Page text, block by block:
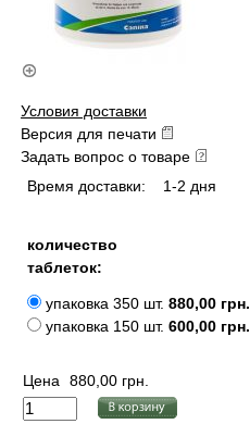
Условия доставки
Версия для печати
Задать вопрос о товаре
Время доставки:
1-2 дня
количество
таблеток:
упаковка 350 шт. 880,00 грн.
упаковка 150 шт. 600,00 грн.
Цена 880,00 грн.